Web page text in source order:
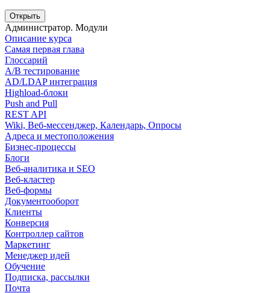
Открыть
Администратор. Модули
Описание курса
Самая первая глава
Глоссарий
A/B тестирование
AD/LDAP интеграция
Highload-блоки
Push and Pull
REST API
Wiki, Веб-мессенджер, Календарь, Опросы
Адреса и местоположения
Бизнес-процессы
Блоги
Веб-аналитика и SEO
Веб-кластер
Веб-формы
Документооборот
Клиенты
Конверсия
Контроллер сайтов
Маркетинг
Менеджер идей
Обучение
Подписка, рассылки
Почта